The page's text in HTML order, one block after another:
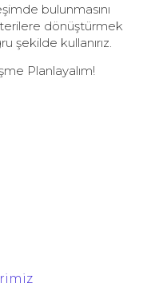
bulunmasını
dönüştürmek
şekilde kullanırız.
Planlayalım!